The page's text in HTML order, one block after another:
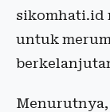
sikomhati.id
untuk